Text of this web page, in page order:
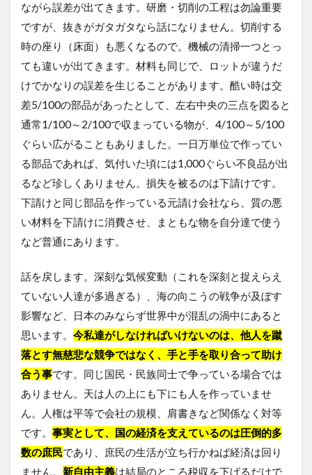
ながら誤差が出てきます。研磨・切削の工程は勿論重要
ですが、抜きがガタガタなら話になりません。切削する
時の座り（床面）も悪くなるので。機械の清掃一つとっ
ても違いが出てきます。材料も同じで、ロットが違うだ
けでかなりの誤差を生じることがあります。酷い時は交
差5/100の部品があったとして、左右中央の三点を図ると
通常1/100～2/100で収まっている物が、4/100～5/100
ぐらい広がることもありました。一日万単位で作ってい
る部品であれば、気付いた頃には1,000ぐらい不良品が出
るなど珍しくありません。損失を被るのは下請けです。
下請けと同じ部品を作っている元請け会社なら、質の悪
い材料を下請けに消費させ、まともな物を自分達で使う
など普通にあります。
話を戻します。深刻な気候変動（これを深刻と捉えらえ
ていない人達が多過ぎる）、海の向こうの戦争が及ぼす
影響など、日本のみならず世界中が混乱の渦中にあると
思います。 今私達がしなければいけないのは、他人を蹴
落とす無慈悲な競争ではなく、手と手を取り合って助け
合う事です。同じ国民・民族同士で争っている場合では
ありません。天は人の上にも下にも人を作っていませ
ん。人権は平等で会社の規模、肩書きなど関係なく対等
です。 事実として、国の経済を支えているのは圧倒的多
数の庶民であり、庶民の生活が立ち行かねば経済は回り
ません。 新自由主義は結局のところ税収を下げるだけで